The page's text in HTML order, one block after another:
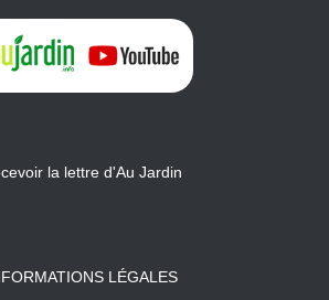
la lettre d'Au Jardin
LÉGALES